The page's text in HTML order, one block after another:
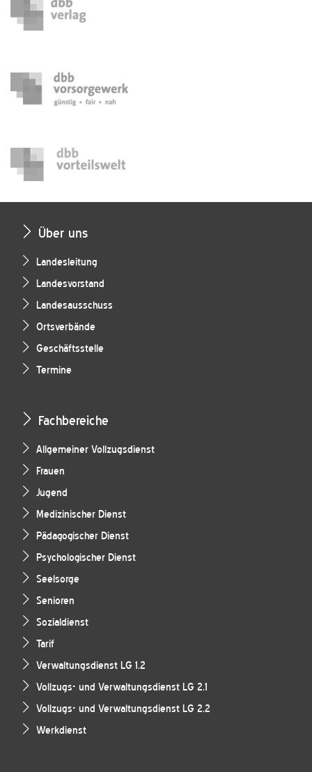
Über uns
Landesleitung
Landesvorstand
Landesausschuss
Ortsverbände
Geschäftsstelle
Termine
Fachbereiche
Allgemeiner Vollzugsdienst
Frauen
Jugend
Medizinischer Dienst
Pädagogischer Dienst
Psychologischer Dienst
Seelsorge
Senioren
Sozialdienst
Tarif
Verwaltungsdienst LG 1.2
Vollzugs- und Verwaltungsdienst LG 2.1
Vollzugs- und Verwaltungsdienst LG 2.2
Werkdienst